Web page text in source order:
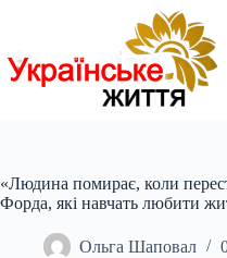
«Людина помирає, коли
Форда, які навчать любити
Ольга Шаповал